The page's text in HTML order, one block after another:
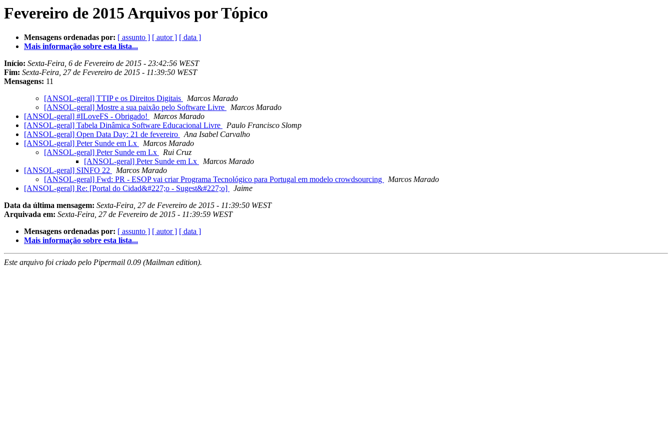
Fevereiro de 2015 Arquivos por Tópico
Mensagens ordenadas por: [ assunto ] [ autor ] [ data ]
Mais informação sobre esta lista...
Início: Sexta-Feira, 6 de Fevereiro de 2015 - 23:42:56 WEST
Fim: Sexta-Feira, 27 de Fevereiro de 2015 - 11:39:50 WEST
Mensagens: 11
[ANSOL-geral] TTIP e os Direitos Digitais
Marcos Marado
[ANSOL-geral] Mostre a sua paixão pelo Software Livre
Marcos Marado
[ANSOL-geral] #ILoveFS - Obrigado!
Marcos Marado
[ANSOL-geral] Tabela Dinâmica Software Educacional Livre
Paulo Francisco Slomp
[ANSOL-geral] Open Data Day: 21 de fevereiro
Ana Isabel Carvalho
[ANSOL-geral] Peter Sunde em Lx
Marcos Marado
[ANSOL-geral] Peter Sunde em Lx
Rui Cruz
[ANSOL-geral] Peter Sunde em Lx
Marcos Marado
[ANSOL-geral] SINFO 22
Marcos Marado
[ANSOL-geral] Fwd: PR - ESOP vai criar Programa Tecnológico para Portugal em modelo crowdsourcing
Marcos Marado
[ANSOL-geral] Re: [Portal do Cidad&#227;o - Sugest&#227;o]
Jaime
Data da última mensagem: Sexta-Feira, 27 de Fevereiro de 2015 - 11:39:50 WEST
Arquivada em: Sexta-Feira, 27 de Fevereiro de 2015 - 11:39:59 WEST
Mensagens ordenadas por: [ assunto ] [ autor ] [ data ]
Mais informação sobre esta lista...
Este arquivo foi criado pelo Pipermail 0.09 (Mailman edition).